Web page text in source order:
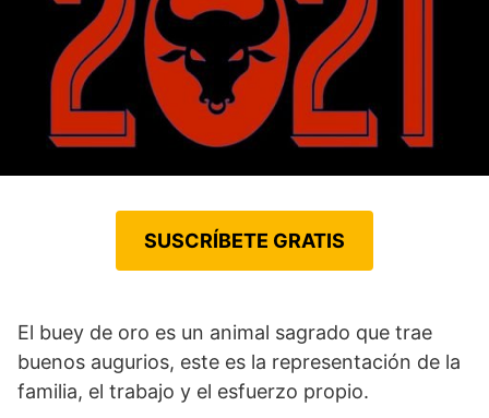
SUSCRÍBETE GRATIS
El buey de oro es un animal sagrado que trae
buenos augurios, este es la representación de la
familia, el trabajo y el esfuerzo propio.